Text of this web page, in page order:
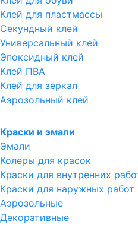
Клей для пластмассы
Секундный клей
Универсальный клей
Эпоксидный клей
Клей ПВА
Клей для зеркал
Аэрозольный клей
Краски и эмали
Эмали
Колеры для красок
Краски для внутренних
Краски для наружных работ
Аэрозольные
Декоративные